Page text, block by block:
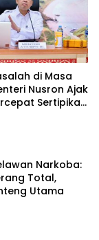
di Masa
Nusron Ajak
Sertipikasi
Narkoba:
Total,
Utama